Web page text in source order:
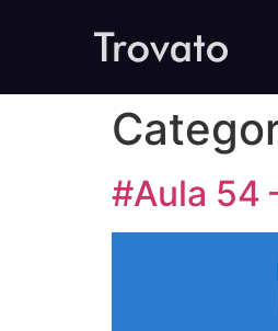
#Aula 54